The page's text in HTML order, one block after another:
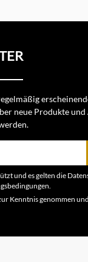
neue Produkte
und es gelten die
Kenntnis genommen